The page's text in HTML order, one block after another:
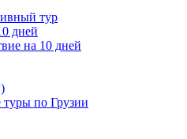
тур
дней
на 10 дней
по Грузии